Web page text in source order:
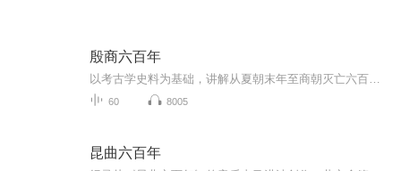
殷商六百年
60 8005
昆曲六百年